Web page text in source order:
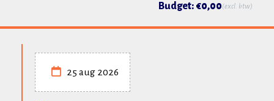
Budget: €0,00(excl. btw)
25 aug 2026